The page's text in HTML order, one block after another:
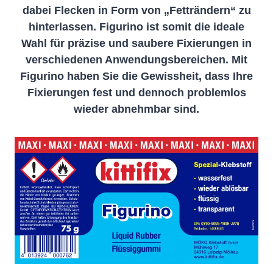
dabei Flecken in Form von „Fetträndern“ zu
hinterlassen. Figurino ist somit die ideale
Wahl für präzise und saubere Fixierungen in
verschiedenen Anwendungsbereichen. Mit
Figurino haben Sie die Gewissheit, dass Ihre
Fixierungen fest und dennoch problemlos
wieder abnehmbar sind.